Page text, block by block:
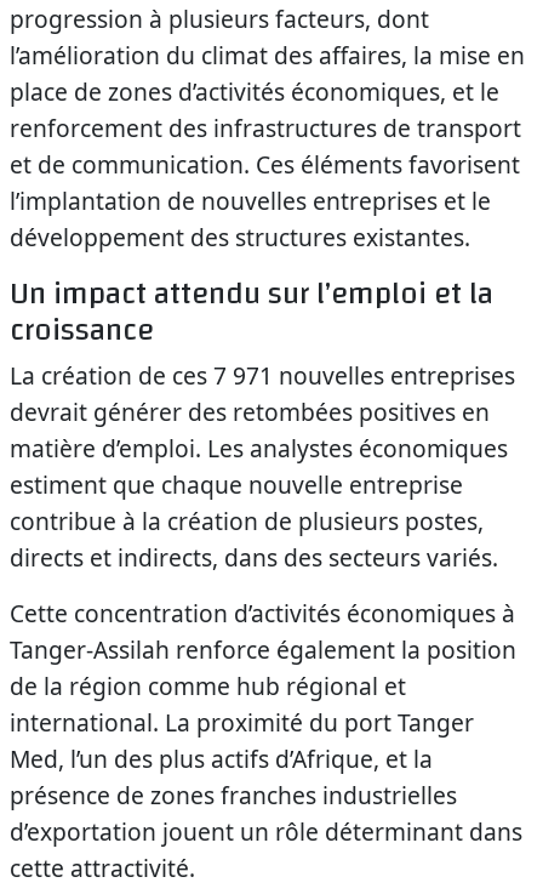
progression à plusieurs facteurs, dont
l’amélioration du climat des affaires, la mise en
place de zones d’activités économiques, et le
renforcement des infrastructures de transport
et de communication. Ces éléments favorisent
l’implantation de nouvelles entreprises et le
développement des structures existantes.
Un impact attendu sur l’emploi et la
croissance
La création de ces 7 971 nouvelles entreprises
devrait générer des retombées positives en
matière d’emploi. Les analystes économiques
estiment que chaque nouvelle entreprise
contribue à la création de plusieurs postes,
directs et indirects, dans des secteurs variés.
Cette concentration d’activités économiques à
Tanger-Assilah renforce également la position
de la région comme hub régional et
international. La proximité du port Tanger
Med, l’un des plus actifs d’Afrique, et la
présence de zones franches industrielles
d’exportation jouent un rôle déterminant dans
cette attractivité.